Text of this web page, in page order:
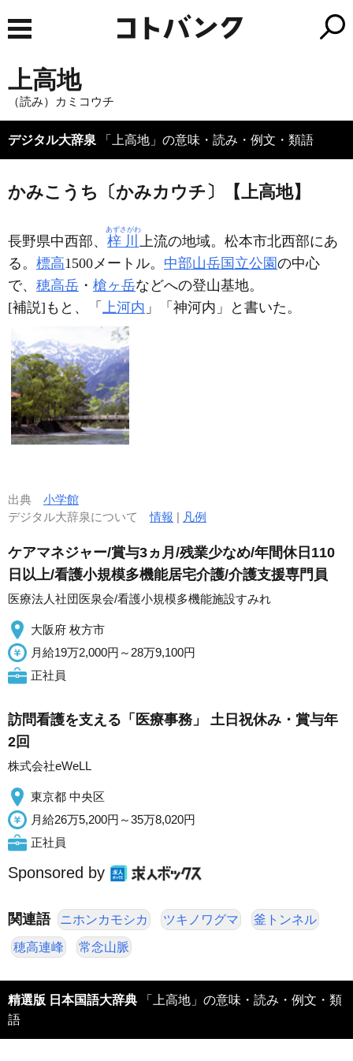
上高地
（読み）カミコウチ
デジタル大辞泉 「上高地」の意味・読み・例文・類語
かみこうち〔かみカウチ〕【上高地】
長野県中西部、 梓川
あずさがわ
上流の地域。松本市北西部にあ
る。 標高1500メートル。 中部山岳国立公園の中心
で、 穂高岳 ・ 槍ヶ岳などへの登山基地。
[補説]もと、「 上河内 」「神河内」と書いた。
出典 小学館
デジタル大辞泉について情報 | 凡例
ケアマネジャー/賞与3ヵ月/残業少なめ/年間休日110
日以上/看護小規模多機能居宅介護/介護支援専門員
医療法人社団医泉会/看護小規模多機能施設すみれ
大阪府 枚方市
月給19万2,000円～28万9,100円
正社員
訪問看護を支える「医療事務」 土日祝休み・賞与年
2回
株式会社eWeLL
東京都 中央区
月給26万5,200円～35万8,020円
正社員
Sponsored by
関連語 ニホンカモシカ ツキノワグマ 釜トンネル
穂高連峰 常念山脈
精選版 日本国語大辞典
語